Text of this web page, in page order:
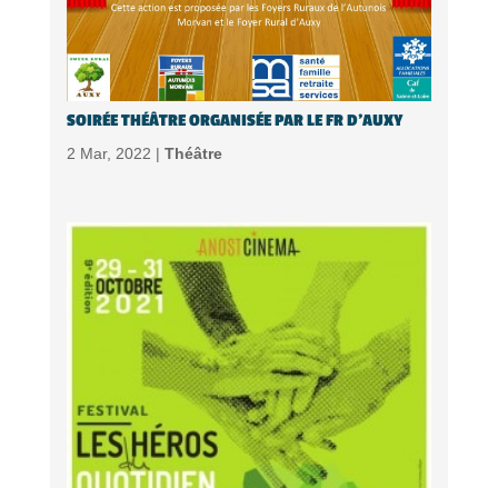
SOIRÉE THÉÂTRE ORGANISÉE PAR LE FR D’AUXY
2 Mar, 2022 | Théâtre